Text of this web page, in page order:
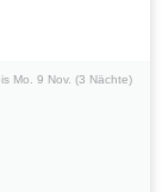
Mo. 9 Nov. (3 Nächte)